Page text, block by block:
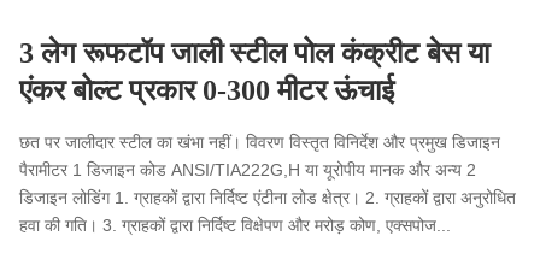
3 लेग रूफटॉप जाली स्टील पोल कंक्रीट बेस या
एंकर बोल्ट प्रकार 0-300 मीटर ऊंचाई
छत पर जालीदार स्टील का खंभा नहीं। विवरण विस्तृत विनिर्देश और प्रमुख डिजाइन
पैरामीटर 1 डिजाइन कोड ANSI/TIA222G,H या यूरोपीय मानक और अन्य 2
डिजाइन लोडिंग 1. ग्राहकों द्वारा निर्दिष्ट एंटीना लोड क्षेत्र। 2. ग्राहकों द्वारा अनुरोधित
हवा की गति। 3. ग्राहकों द्वारा निर्दिष्ट विक्षेपण और मरोड़ कोण, एक्सपोज...